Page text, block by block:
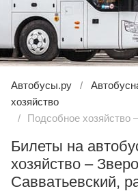
Автобусы.ру
хозяйство
Подсобное хозяйство
Билеты на
хозяйство –
Савватьевский,